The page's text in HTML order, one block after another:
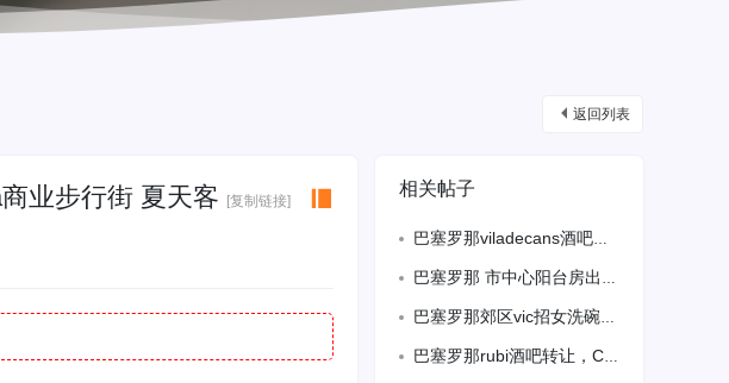
返回列表
业步行街 夏天客 [复制链接]
相关帖子
巴塞罗那viladecans酒吧带餐需年轻跑堂 会语言 有经验 备居留 包
巴塞罗那 市中心阳台房出租，采光好，安静，远离马路。走路3分钟
巴塞罗那郊区vic招女洗碗工加打杂，需要备居留，可以包吃住，详
巴塞罗那rubi酒吧转让，C3可以做餐，独立厨房，两台老虎机，合同